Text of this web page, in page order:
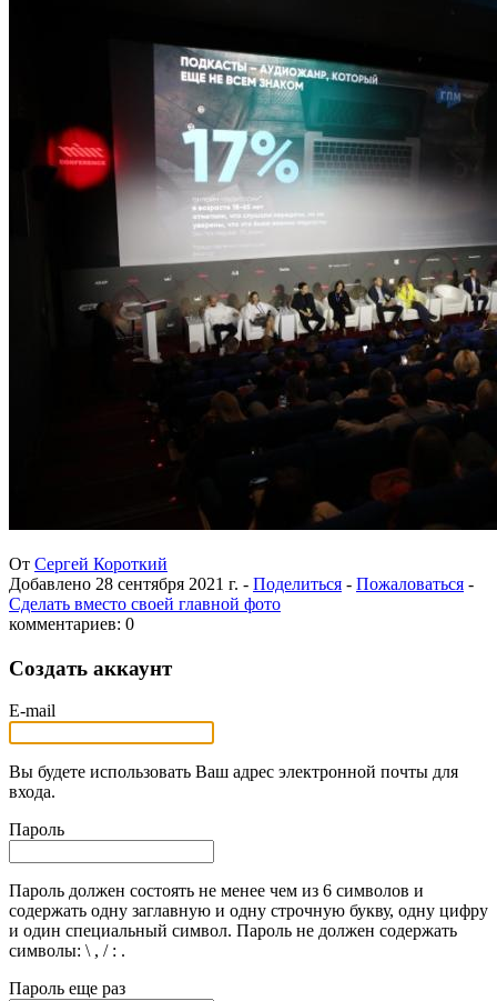
От Сергей Короткий
Добавлено 28 сентября 2021 г. - Поделиться - Пожаловаться -
Сделать вместо своей главной фото
комментариев: 0
Создать аккаунт
E-mail
Вы будете использовать Ваш адрес электронной почты для
входа.
Пароль
Пароль должен состоять не менее чем из 6 символов и
содержать одну заглавную и одну строчную букву, одну цифру
и один специальный символ. Пароль не должен содержать
символы: \ , / : .
Пароль еще раз